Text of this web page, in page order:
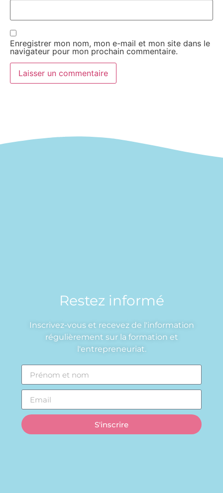
Enregistrer mon nom, mon e-mail et mon site dans le
navigateur pour mon prochain commentaire.
Restez informé
Inscrivez-vous et recevez de l'information
régulièrement sur la formation et
l'entrepreneuriat.
S'inscrire